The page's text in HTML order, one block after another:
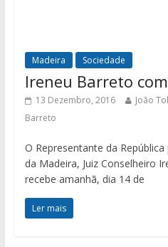
Madeira Sociedade
Ireneu Barreto
13 Dezembro, 2016 João
Barreto
O Representante da
da Madeira, Juiz Conselheiro
recebe amanhã, dia 14 de
Ler mais